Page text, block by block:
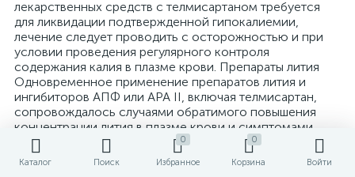
Каталог Поиск
0
Избранное
0
Корзина Войти